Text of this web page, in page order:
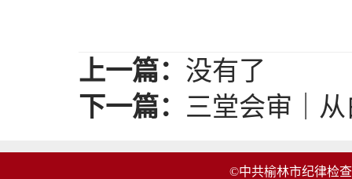
上一篇： 没有了
下一篇： 三堂会审｜
©中共榆林市纪律检